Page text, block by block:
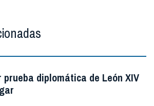
diplomática de León XIV